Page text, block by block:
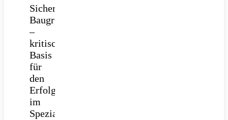
Sichere
Baugrube
–
kritische
Basis
für
den
Erfolg
im
Spezialtiefbau